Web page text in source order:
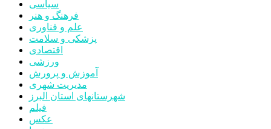
سیاسی
فرهنگ و هنر
علم و فناوری
پزشکی و سلامت
اقتصادی
ورزشی
آموزش و پرورش
مدیریت شهری
شهرستانهای استان البرز
فیلم
عکس